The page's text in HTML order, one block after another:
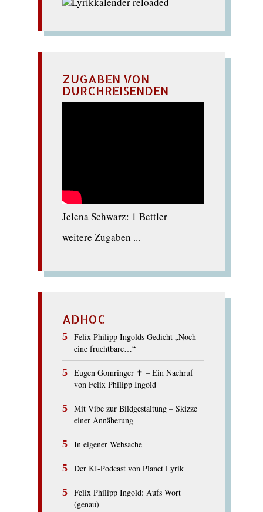
ZUGABEN VON
DURCHREISENDEN
Jelena Schwarz: 1 Bettler
weitere Zugaben ...
ADHOC
Felix Philipp Ingolds Gedicht „Noch
eine fruchtbare…“
Eugen Gomringer ✝︎ – Ein Nachruf
von Felix Philipp Ingold
Mit Vibe zur Bildgestaltung – Skizze
einer Annäherung
In eigener Websache
Der KI-Podcast von Planet Lyrik
Felix Philipp Ingold: Aufs Wort
(genau)